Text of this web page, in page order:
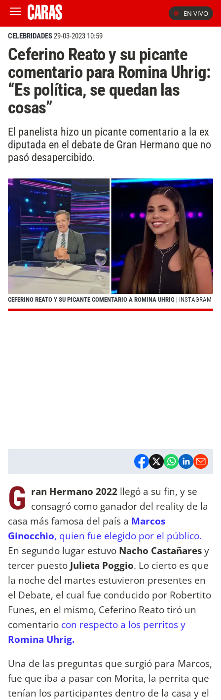
EN VIVO
CELEBRIDADES29-03-2023 10:59
Ceferino Reato y su picante
comentario para Romina Uhrig:
“Es política, se quedan las
cosas”
El panelista hizo un picante comentario a la ex
diputada en el debate de Gran Hermano que no
pasó desapercibido.
CEFERINO REATO Y SU PICANTE COMENTARIO A ROMINA UHRIG | INSTAGRAM
G ran Hermano 2022 llegó a su fin, y se
consagró como ganador del reality de la
casa más famosa del país a Marcos
Ginocchio, quien fue elegido por el público.
En segundo lugar estuvo Nacho Castañaresy
tercer puesto Julieta Poggio. Lo cierto es que
la noche del martes estuvieron presentes en
el Debate, el cual fue conducido por Robertito
Funes, en el mismo, Ceferino Reato tiró un
comentario con respecto a los perritos y
Romina Uhrig.
Una de las preguntas que surgió para Marcos,
fue que iba a pasar con Morita, la perrita que
tenían los participantes dentro de la casa y el